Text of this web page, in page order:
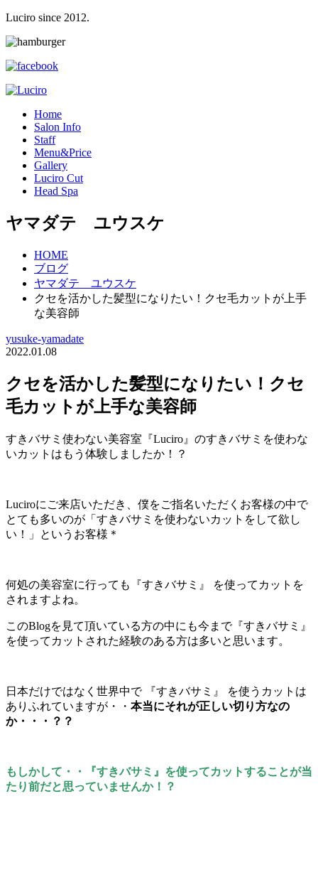
Luciro since 2012.
Home
Salon Info
Staff
Menu&Price
Gallery
Luciro Cut
Head Spa
ヤマダテ ユウスケ
HOME
ブログ
ヤマダテ ユウスケ
クセを活かした髪型になりたい！クセ毛カットが上手
な美容師
yusuke-yamadate
2022.01.08
クセを活かした髪型になりたい！クセ
毛カットが上手な美容師
すきバサミ使わない美容室『Luciro』のすきバサミを使わな
いカットはもう体験しましたか！？
Luciroにご来店いただき、僕をご指名いただくお客様の中で
とても多いのが「すきバサミを使わないカットをして欲し
い！」というお客様＊
何処の美容室に行っても『すきバサミ』 を使ってカットを
されますよね。
このBlogを見て頂いている方の中にも今まで『すきバサミ』
を使ってカットされた経験のある方は多いと思います。
日本だけではなく世界中で 『すきバサミ』 を使うカットは
ありふれていますが・・ 本当にそれが正しい切り方なの
か・・・？？
もしかして・・『すきバサミ』を使ってカットすることが当
たり前だと思っていませんか！？